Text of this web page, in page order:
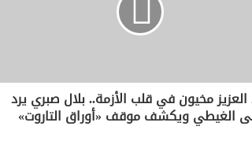
العزيز مخيون في قلب الأزمة.. بلال صبري يرد
الغيطي ويكشف موقف «أوراق التاروت»